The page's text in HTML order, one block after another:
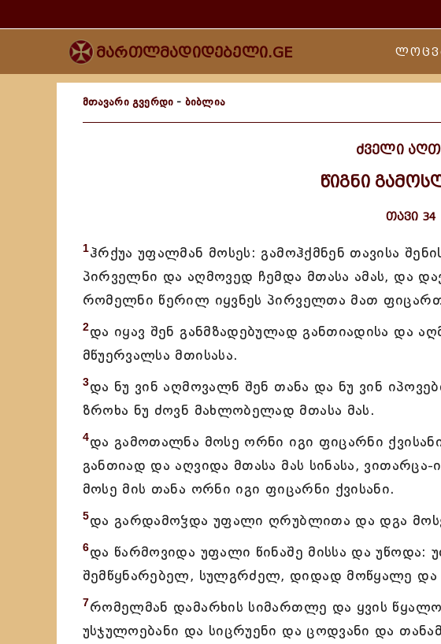
მართლმადიდებელი.GE
მთავარი გვერდი - ბიბლია
ძველი
წიგნი
თავი 34
1ჰრქუა უფალმან მოსეს: გამოჰქმნენ თავისა
პირველნი და აღმოვედ ჩემდა მთასა ამას, და
რომელნი წერილ იყვნეს პირველთა მათ
2და იყავ შენ განმზადებულად განთიადისა და
მწუერვალსა მთისასა.
3და ნუ ვინ აღმოვალნ შენ თანა და ნუ ვინ
ზროხა ნუ ძოვნ მახლობელად მთასა მას.
4და გამოთალნა მოსე ორნი იგი ფიცარნი
განთიად და აღვიდა მთასა მას სინასა, ვითარცა-
მოსე მის თანა ორნი იგი ფიცარნი ქვისანი.
5და გარდამოჴდა უფალი ღრუბლითა და დგა
6და წარმოვიდა უფალი წინაშე მისსა და
შემწყნარებელ, სულგრძელ, დიდად მოწყალე და
7რომელმან დამარხის სიმართლე და ყვის
უსჯულოებანი და სიცრუენი და ცოდვანი და